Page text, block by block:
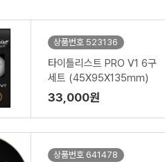
상품번호 523136
타이틀리스트 PRO V1 6구
세트 (45X95X135mm)
33,000원
상품번호 641478